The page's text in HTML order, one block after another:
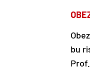
bu
Prof.